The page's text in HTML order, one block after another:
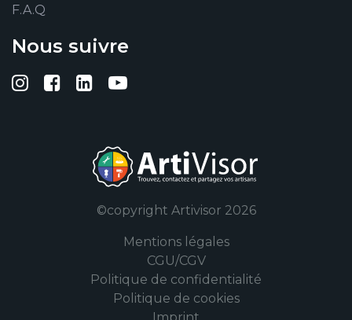
F.A.Q
Nous suivre
Suivez-nous sur Instagram
Suivez-nous sur Facebook
Suivez-nous sur Linkedin
Suivez-nous sur
©copyright Artivisor 2026
Mentions légales
CGU/CGV
Politique de confidentialité
Politique de cookies
Imprint